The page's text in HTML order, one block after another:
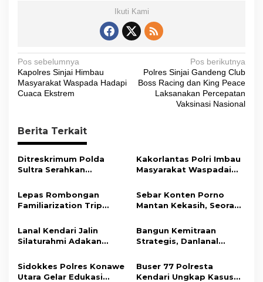
Ikuti Kami
N
a
v
g
a
s
p
o
s
Pos sebelumnya
Kapolres Sinjai Himbau
Masyarakat Waspada Hadapi
Cuaca Ekstrem
Pos berikutnya
Polres Sinjai Gandeng Club
Boss Racing dan King Peace
Laksanakan Percepatan
Vaksinasi Nasional
Berita Terkait
Ditreskrimum Polda
Sultra Serahkan
Bukti Kasus Dugaan
Penyelenggaraan
Perjalanan Ibadah Umrah
Kakorlantas Polri Imbau
Masyarakat Waspadai
Baru
Lepas Rombongan
Familiarization Trip
Promosikan Wisata dan
Gerakkan Ekonomi
Sebar Konten Porno
Mantan Kekasih, Seorang
Tahun Penjara
Lanal Kendari Jalin
Silaturahmi Adakan
Bersama Insan Pers.
Bangun Kemitraan
Strategis, Danlanal
Wujudkan Informasi
Objektif dan Berimbang
Sidokkes Polres Konawe
Utara Gelar Edukasi
Buser 77 Polresta
Kendari Ungkap Kasus